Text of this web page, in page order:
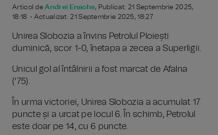
Articol deAndrei Enache, Publicat: 21 Septembrie 2025,
18:18 • Actualizat: 21 Septembrie 2025, 18:27
Unirea Slobozia a învins Petrolul Ploiești
duminică, scor 1-0, înetapa a zecea a Superligii.
Unicul gol al întâlnirii a fost marcat de Afalna
('75).
În urma victoriei, Unirea Slobozia a acumulat 17
puncte și a urcat pe locul 6. În schimb, Petrolul
este doar pe 14, cu 6 puncte.